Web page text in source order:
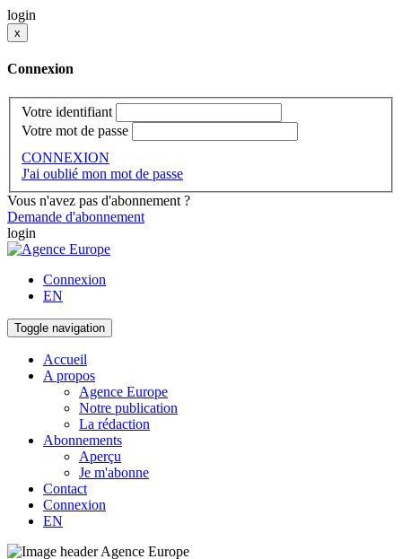
login
x
Connexion
Votre identifiant
Votre mot de passe
CONNEXION
J'ai oublié mon mot de passe
Vous n'avez pas d'abonnement ?
Demande d'abonnement
login
Connexion
EN
Toggle navigation
Accueil
A propos
Agence Europe
Notre publication
La rédaction
Abonnements
Aperçu
Je m'abonne
Contact
Connexion
EN